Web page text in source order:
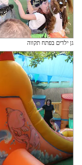
גן ילדים בפתח תקווה